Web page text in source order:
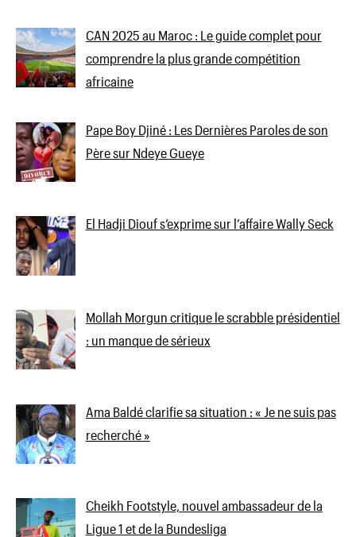
CAN 2025 au Maroc : Le guide complet pour
comprendre la plus grande compétition
africaine
Pape Boy Djiné : Les Dernières Paroles de son
Père sur Ndeye Gueye
El Hadji Diouf s’exprime sur l’affaire Wally Seck
Mollah Morgun critique le scrabble présidentiel
: un manque de sérieux
Ama Baldé clarifie sa situation : « Je ne suis pas
recherché »
Cheikh Footstyle, nouvel ambassadeur de la
Ligue 1 et de la Bundesliga